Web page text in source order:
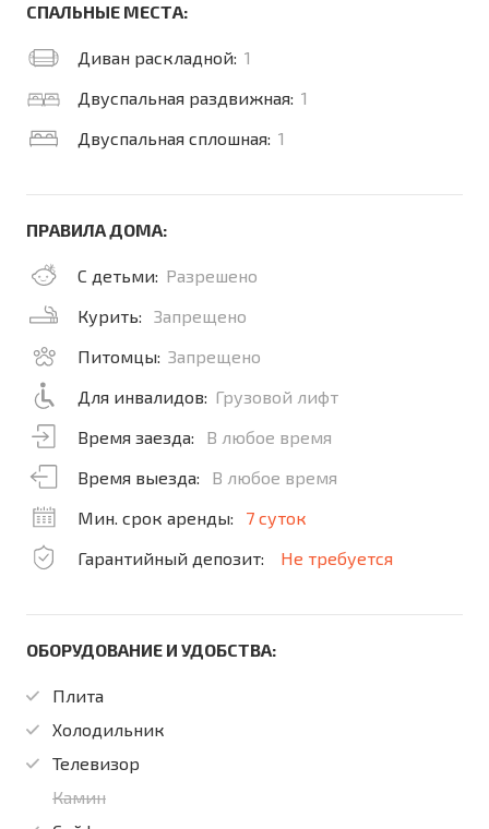
СПАЛЬНЫЕ МЕСТА:
Диван раскладной: 1
Двуспальная раздвижная: 1
Двуспальная сплошная: 1
ПРАВИЛА ДОМА:
С детьми: Разрешено
Курить:
Запрещено
Питомцы: Запрещено
Для инвалидов: Грузовой лифт
Время заезда:
В любое время
Время выезда:
В любое время
Мин. срок аренды:
7 суток
Гарантийный депозит:
Не требуется
ОБОРУДОВАНИЕ И УДОБСТВА:
Плита
Холодильник
Телевизор
Камин